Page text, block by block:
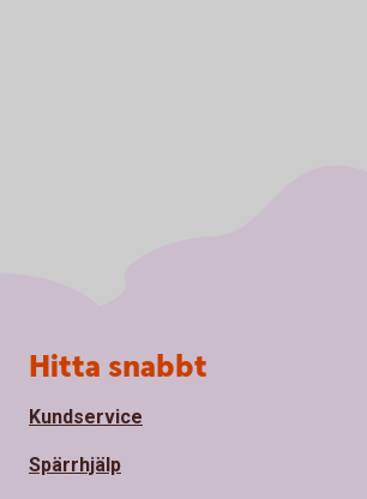
Sidfot
Hitta snabbt
Kundservice
Spärrhjälp